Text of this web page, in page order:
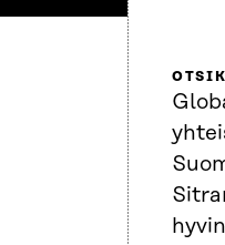
Sitran